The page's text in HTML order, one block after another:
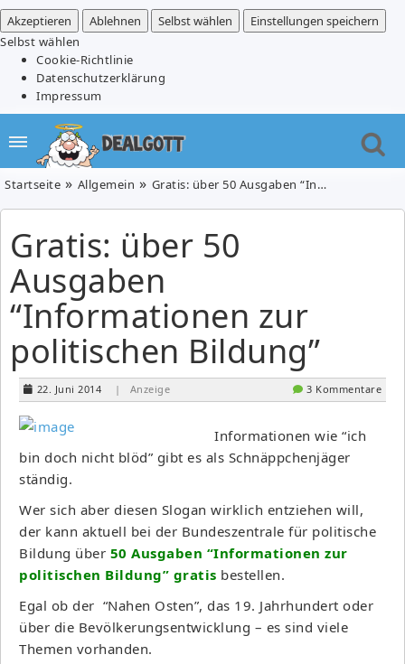
Akzeptieren
Ablehnen Selbst wählen
Einstellungen speichern
Selbst wählen
Cookie-Richtlinie
Datenschutzerklärung
Impressum
Startseite Allgemein Gratis: über 50 Ausgaben “Informationen zur politischen Bildung”
Gratis: über 50
Ausgaben
“Informationen zur
politischen Bildung”
22. Juni 2014 | Anzeige 3 Kommentare
Informationen wie “ich
bin doch nicht blöd” gibt es als Schnäppchenjäger
ständig.
Wer sich aber diesen Slogan wirklich entziehen will,
der kann aktuell bei der Bundeszentrale für politische
Bildung über 50 Ausgaben “Informationen zur
politischen Bildung” gratis bestellen.
Egal ob der “Nahen Osten”, das 19. Jahrhundert oder
über die Bevölkerungsentwicklung – es sind viele
Themen vorhanden.